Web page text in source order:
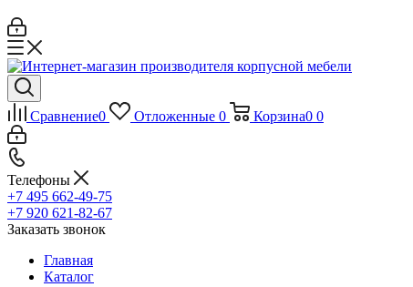
Сравнение0 Отложенные 0 Корзина0 0
Телефоны
+7 495 662-49-75
+7 920 621-82-67
Заказать звонок
Главная
Каталог